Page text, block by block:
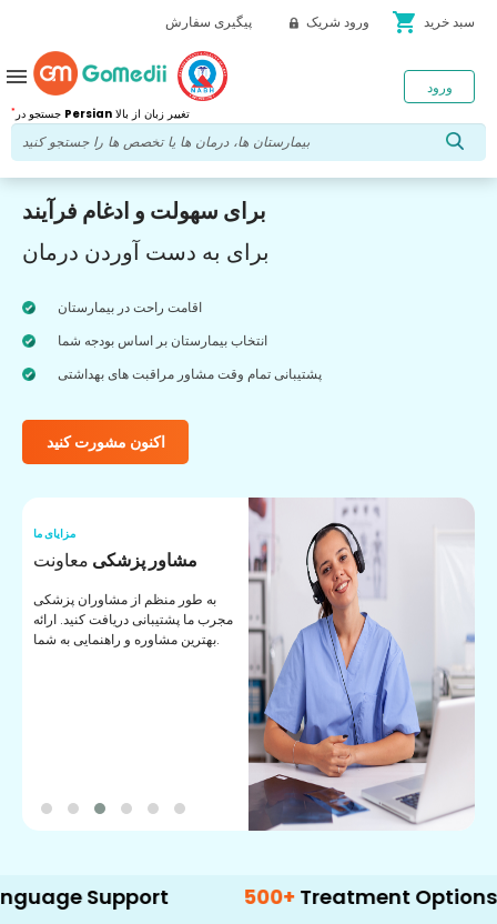
پیگیری سفارش ورود شریک shopping_cart سبد خرید
* Persian تغییر زبان از بالا
ورود menu
برای سهولت و ادغام فرآیند
برای به دست آوردن درمان
اقامت راحت در بیمارستان
انتخاب بیمارستان بر اساس بودجه شما
پشتیبانی تمام وقت مشاور مراقبت های بهداشتی
اکنون مشورت کنید
مزایای ما
مشاور پزشکی معاونت
به طور منظم از مشاوران پزشکی
مجرب ما پشتیبانی دریافت کنید. ارائه
بهترین مشاوره و راهنمایی به شما.
Support Treatment Options